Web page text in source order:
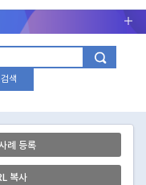
서브메뉴 열기
색
례 등록
복사